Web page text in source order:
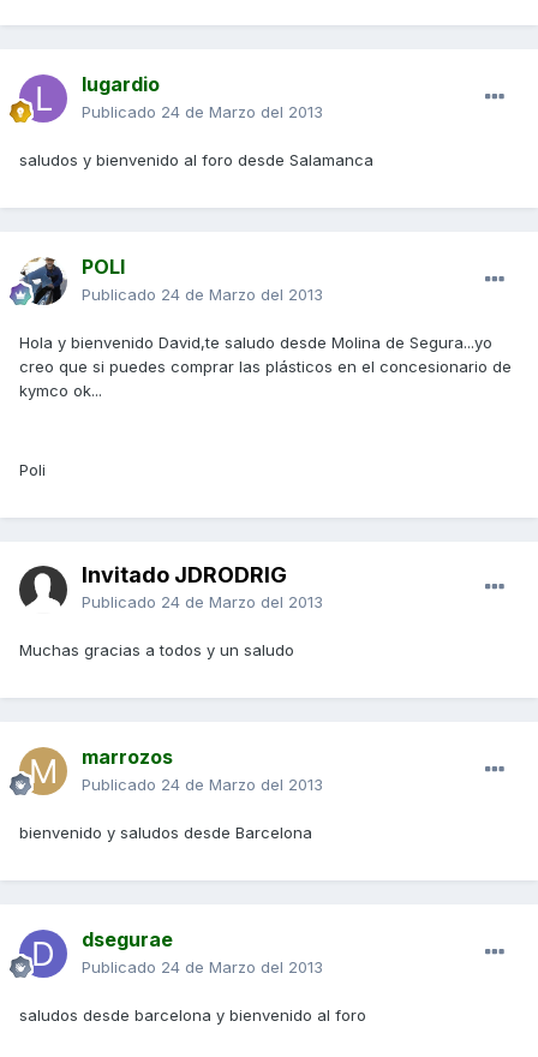
lugardio
Publicado 24 de Marzo del 2013
saludos y bienvenido al foro desde Salamanca
POLI
Publicado 24 de Marzo del 2013
Hola y bienvenido David,te saludo desde Molina de Segura...yo
creo que si puedes comprar las plásticos en el concesionario de
kymco ok...
Poli
Invitado JDRODRIG
Publicado 24 de Marzo del 2013
Muchas gracias a todos y un saludo
marrozos
Publicado 24 de Marzo del 2013
bienvenido y saludos desde Barcelona
dsegurae
Publicado 24 de Marzo del 2013
saludos desde barcelona y bienvenido al foro